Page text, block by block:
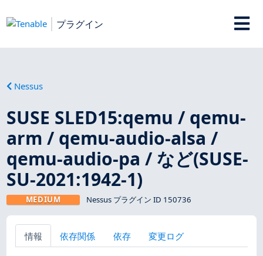
プラグイン
Nessus
SUSE SLED15:qemu / qemu-
arm / qemu-audio-alsa /
qemu-audio-pa / など(SUSE-
SU-2021:1942-1)
MEDIUM Nessus プラグイン ID 150736
情報 依存関係 依存 変更ログ